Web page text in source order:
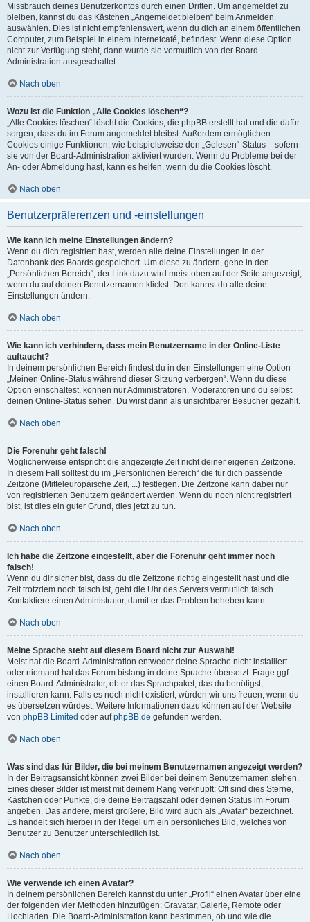
Missbrauch deines Benutzerkontos durch einen Dritten. Um angemeldet zu
bleiben, kannst du das Kästchen „Angemeldet bleiben“ beim Anmelden
auswählen. Dies ist nicht empfehlenswert, wenn du dich an einem öffentlichen
Computer, zum Beispiel in einem Internetcafé, befindest. Wenn diese Option
nicht zur Verfügung steht, dann wurde sie vermutlich von der Board-
Administration ausgeschaltet.
Nach oben
Wozu ist die Funktion „Alle Cookies löschen“?
„Alle Cookies löschen“ löscht die Cookies, die phpBB erstellt hat und die dafür
sorgen, dass du im Forum angemeldet bleibst. Außerdem ermöglichen
Cookies einige Funktionen, wie beispielsweise den „Gelesen“-Status – sofern
sie von der Board-Administration aktiviert wurden. Wenn du Probleme bei der
An- oder Abmeldung hast, kann es helfen, wenn du die Cookies löscht.
Nach oben
Benutzerpräferenzen und -einstellungen
Wie kann ich meine Einstellungen ändern?
Wenn du dich registriert hast, werden alle deine Einstellungen in der
Datenbank des Boards gespeichert. Um diese zu ändern, gehe in den
„Persönlichen Bereich“; der Link dazu wird meist oben auf der Seite angezeigt,
wenn du auf deinen Benutzernamen klickst. Dort kannst du alle deine
Einstellungen ändern.
Nach oben
Wie kann ich verhindern, dass mein Benutzername in der Online-Liste
auftaucht?
In deinem persönlichen Bereich findest du in den Einstellungen eine Option
„Meinen Online-Status während dieser Sitzung verbergen“. Wenn du diese
Option einschaltest, können nur Administratoren, Moderatoren und du selbst
deinen Online-Status sehen. Du wirst dann als unsichtbarer Besucher gezählt.
Nach oben
Die Forenuhr geht falsch!
Möglicherweise entspricht die angezeigte Zeit nicht deiner eigenen Zeitzone.
In diesem Fall solltest du im „Persönlichen Bereich“ die für dich passende
Zeitzone (Mitteleuropäische Zeit, ...) festlegen. Die Zeitzone kann dabei nur
von registrierten Benutzern geändert werden. Wenn du noch nicht registriert
bist, ist dies ein guter Grund, dies jetzt zu tun.
Nach oben
Ich habe die Zeitzone eingestellt, aber die Forenuhr geht immer noch
falsch!
Wenn du dir sicher bist, dass du die Zeitzone richtig eingestellt hast und die
Zeit trotzdem noch falsch ist, geht die Uhr des Servers vermutlich falsch.
Kontaktiere einen Administrator, damit er das Problem beheben kann.
Nach oben
Meine Sprache steht auf diesem Board nicht zur Auswahl!
Meist hat die Board-Administration entweder deine Sprache nicht installiert
oder niemand hat das Forum bislang in deine Sprache übersetzt. Frage ggf.
einen Board-Administrator, ob er das Sprachpaket, das du benötigst,
installieren kann. Falls es noch nicht existiert, würden wir uns freuen, wenn du
es übersetzen würdest. Weitere Informationen dazu können auf der Website
von phpBB Limited oder aufphpBB.de gefunden werden.
Nach oben
Was sind das für Bilder, die bei meinem Benutzernamen angezeigt werden?
In der Beitragsansicht können zwei Bilder bei deinem Benutzernamen stehen.
Eines dieser Bilder ist meist mit deinem Rang verknüpft: Oft sind dies Sterne,
Kästchen oder Punkte, die deine Beitragszahl oder deinen Status im Forum
angeben. Das andere, meist größere, Bild wird auch als „Avatar“ bezeichnet.
Es handelt sich hierbei in der Regel um ein persönliches Bild, welches von
Benutzer zu Benutzer unterschiedlich ist.
Nach oben
Wie verwende ich einen Avatar?
In deinem persönlichen Bereich kannst du unter „Profil“ einen Avatar über eine
der folgenden vier Methoden hinzufügen: Gravatar, Galerie, Remote oder
Hochladen. Die Board-Administration kann bestimmen, ob und wie die